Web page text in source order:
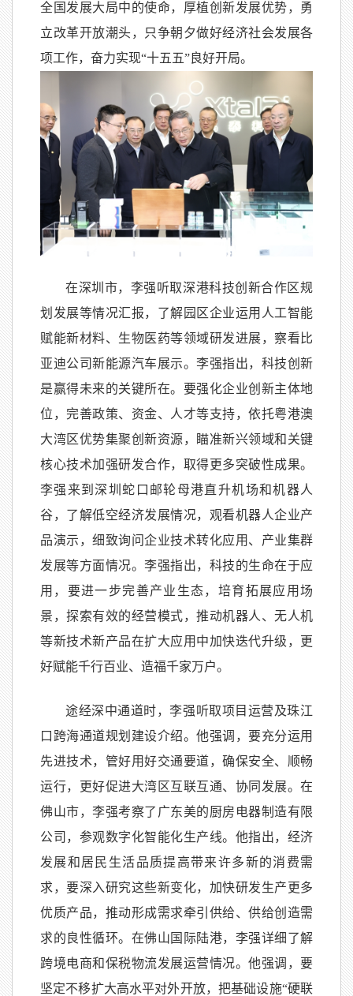
全国发展大局中的使命，厚植创新发展优势，勇
立改革开放潮头，只争朝夕做好经济社会发展各
项工作，奋力实现“十五五”良好开局。
在深圳市，李强听取深港科技创新合作区规
划发展等情况汇报，了解园区企业运用人工智能
赋能新材料、生物医药等领域研发进展，察看比
亚迪公司新能源汽车展示。李强指出，科技创新
是赢得未来的关键所在。要强化企业创新主体地
位，完善政策、资金、人才等支持，依托粤港澳
大湾区优势集聚创新资源，瞄准新兴领域和关键
核心技术加强研发合作，取得更多突破性成果。
李强来到深圳蛇口邮轮母港直升机场和机器人
谷，了解低空经济发展情况，观看机器人企业产
品演示，细致询问企业技术转化应用、产业集群
发展等方面情况。李强指出，科技的生命在于应
用，要进一步完善产业生态，培育拓展应用场
景，探索有效的经营模式，推动机器人、无人机
等新技术新产品在扩大应用中加快迭代升级，更
好赋能千行百业、造福千家万户。
途经深中通道时，李强听取项目运营及珠江
口跨海通道规划建设介绍。他强调，要充分运用
先进技术，管好用好交通要道，确保安全、顺畅
运行，更好促进大湾区互联互通、协同发展。在
佛山市，李强考察了广东美的厨房电器制造有限
公司，参观数字化智能化生产线。他指出，经济
发展和居民生活品质提高带来许多新的消费需
求，要深入研究这些新变化，加快研发生产更多
优质产品，推动形成需求牵引供给、供给创造需
求的良性循环。在佛山国际陆港，李强详细了解
跨境电商和保税物流发展运营情况。他强调，要
坚定不移扩大高水平对外开放，把基础设施“硬联